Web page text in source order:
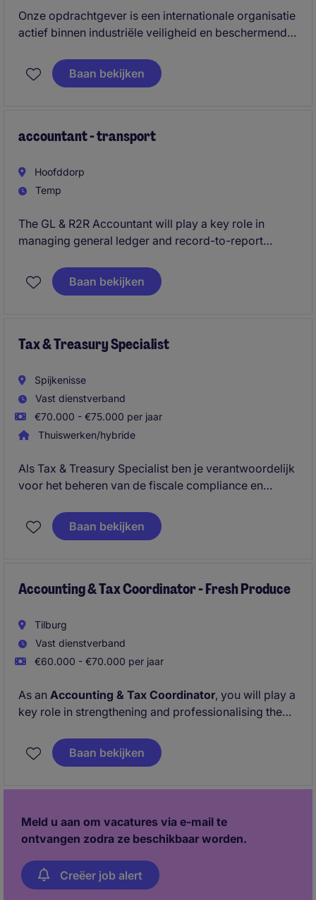
Onze opdrachtgever is een internationale organisatie
actief binnen industriële veiligheid en beschermende
hoogwaardige, gespecialiseerde producten.
Oorspronkelijk gestart als familiebedrijf, heeft de
en samenwerkingsgerichte cultuur.
Baan bekijken
accountant - transport
Hoofddorp
Temp
The GL & R2R Accountant will play a key role in
managing general ledger and record-to-report
industry. Based in nearby Amsterdam, this interim
position requires expertise in accounting and finance
Baan bekijken
Tax & Treasury Specialist
Spijkenisse
Vast dienstverband
€70.000 - €75.000 per jaar
Thuiswerken/hybride
Als Tax & Treasury Specialist ben je verantwoordelijk
voor het beheren van de fiscale compliance en
entiteiten, waaronder Nederland, Houston,
Singapore, Dubai en Suriname. Daarnaast
financiële processen.
Baan bekijken
Accounting & Tax Coordinator - Fresh Produce
Tilburg
Vast dienstverband
€60.000 - €70.000 per jaar
As an Accounting & Tax Coordinator, you will play a
key role in strengthening and professionalising the
You combine hands-on accounting and tax
responsibilities with coordinating and developing a
Baan bekijken
Meld u aan om vacatures via e-mail te
ontvangen zodra ze beschikbaar worden.
Creëer job alert